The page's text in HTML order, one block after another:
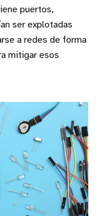
puertos,
ser explotadas
a redes de forma
mitigar esos